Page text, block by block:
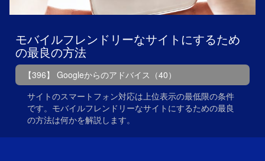
モバイルフレンドリーなサイトにするため
の最良の方法
【396】 Googleからのアドバイス（40）
サイトのスマートフォン対応は上位表示の最低限の条件
です。モバイルフレンドリーなサイトにするための最良
の方法は何かを解説します。